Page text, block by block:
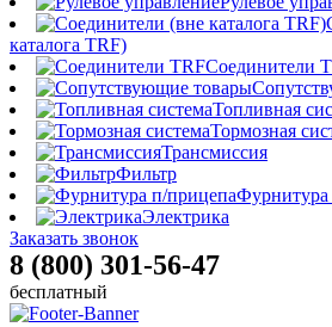
каталога TRF)
Соединители
Топливная
Тормозная
Трансмиссия
Фильтр
Фурнитура
Электрика
Заказать звонок
8 (800) 301-56-47
бесплатный